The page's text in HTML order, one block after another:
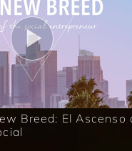
Breed: El Ascenso